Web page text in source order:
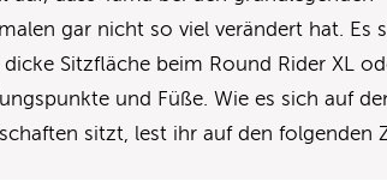
gar nicht so viel verändert hat. Es
Sitzfläche beim Round Rider XL
und Füße. Wie es sich auf
sitzt, lest ihr auf den folgenden